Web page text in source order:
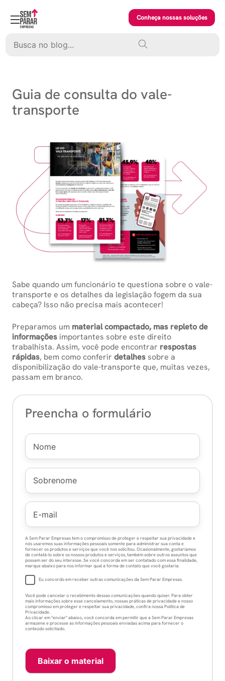
content
Conheça nossas soluções
Guia de consulta do vale-
transporte
Sabe quando um funcionário te questiona sobre o vale-
transporte e os detalhes da legislação fogem da sua
cabeça? Isso não precisa mais acontecer!
Preparamos um material compactado, mas repleto de
informações importantes sobre este direito
trabalhista. Assim, você pode encontrar respostas
rápidas, bem como conferir detalhessobre a
disponibilização do vale-transporte que, muitas vezes,
passam em branco.
A Sem Parar Empresas tem o compromisso de proteger e respeitar sua privacidade e
nós usaremos suas informações pessoais somente para administrar sua conta e
fornecer os produtos e serviços que você nos solicitou. Ocasionalmente, gostaríamos
de contatá-lo sobre os nossos produtos e serviços, também sobre outros assuntos que
possam ser do seu interesse. Se você concorda em ser contatado com essa finalidade,
marque abaixo para nos informar qual a forma de contato que você gostaria:
Eu concordo em receber outras comunicações da Sem Parar Empresas.
Você pode cancelar o recebimento dessas comunicações quando quiser. Para obter
mais informações sobre esse cancelamento, nossas práticas de privacidade e nosso
compromisso em proteger e respeitar sua privacidade, confira nossa Política de
Privacidade.
Ao clicar em "enviar" abaixo, você concorda em permitir que a Sem Parar Empresas
armazene e processe as informações pessoais enviadas acima para fornecer o
conteúdo solicitado.